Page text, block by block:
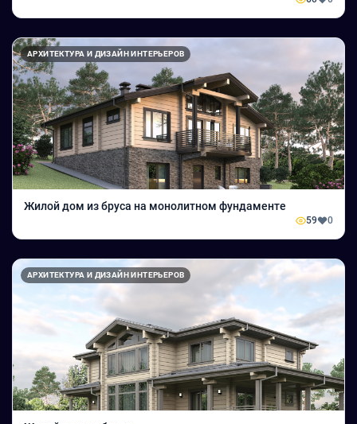
АРХИТЕКТУРА И ДИЗАЙН ИНТЕРЬЕРОВ
Жилой дом из бруса на монолитном фундаменте
59 0
АРХИТЕКТУРА И ДИЗАЙН ИНТЕРЬЕРОВ